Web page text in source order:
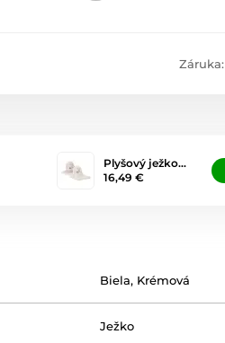
Záruka:
Plyšový ježko…
16,49 €
Biela, Krémová
Ježko